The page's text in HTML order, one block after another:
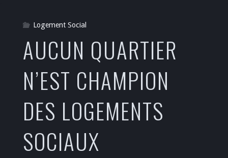
Logement Social
AUCUN QUARTIER
N’EST CHAMPION
DES LOGEMENTS
SOCIAUX